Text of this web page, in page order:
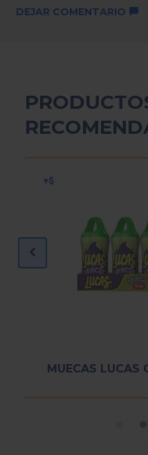
DEJAR COMENTARIO
MUECAS LUCAS